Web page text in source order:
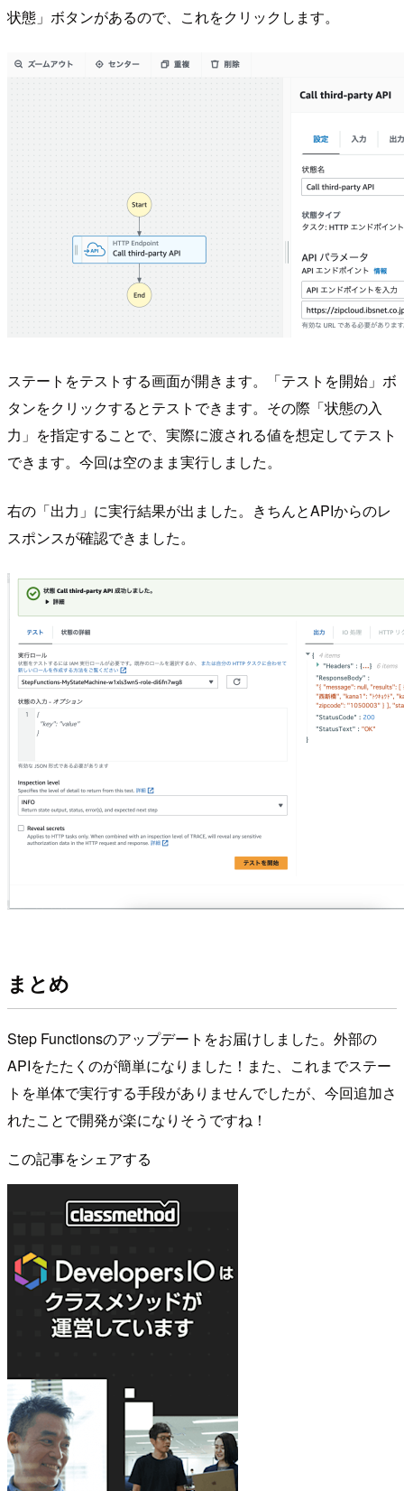
状態」ボタンがあるので、これをクリックします。
ステートをテストする画面が開きます。「テストを開始」ボ
タンをクリックするとテストできます。その際「状態の入
力」を指定することで、実際に渡される値を想定してテスト
できます。今回は空のまま実行しました。
右の「出力」に実行結果が出ました。きちんとAPIからのレ
スポンスが確認できました。
まとめ
Step Functionsのアップデートをお届けしました。外部の
APIをたたくのが簡単になりました！また、これまでステー
トを単体で実行する手段がありませんでしたが、今回追加さ
れたことで開発が楽になりそうですね！
この記事をシェアする